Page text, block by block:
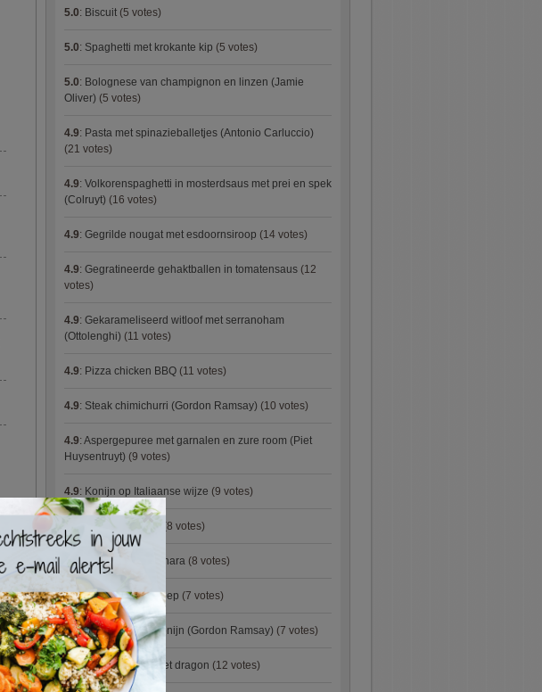
5.0: Biscuit (5 votes)
5.0: Spaghetti met krokante kip (5 votes)
5.0: Bolognese van champignon en linzen (Jamie
Oliver) (5 votes)
4.9: Pasta met spinazieballetjes (Antonio Carluccio)
(21 votes)
4.9: Volkorenspaghetti in mosterdsaus met prei en spek
(Colruyt) (16 votes)
4.9: Gegrilde nougat met esdoornsiroop (14 votes)
4.9: Gegratineerde gehaktballen in tomatensaus (12
votes)
4.9: Gekarameliseerd witloof met serranoham
(Ottolenghi) (11 votes)
4.9: Pizza chicken BBQ (11 votes)
4.9: Steak chimichurri (Gordon Ramsay) (10 votes)
4.9: Aspergepuree met garnalen en zure room (Piet
Huysentruyt) (9 votes)
4.9: Konijn op Italiaanse wijze (9 votes)
(8 votes)
4.9:Courgette carbonara (8 votes)
4.9:Aziatische preisoep (7 votes)
4.9:Fricassee van konijn (Gordon Ramsay) (7 votes)
4.8:Gestoofde kip met dragon (12 votes)
×